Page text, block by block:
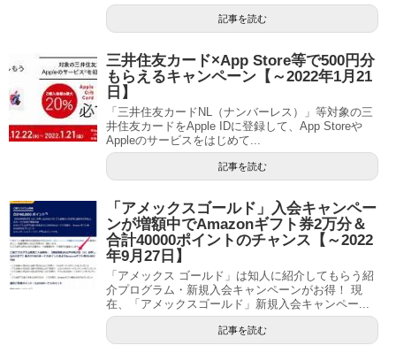
記事を読む
三井住友カード×App Store等で500円分
もらえるキャンペーン【～2022年1月21
日】
「三井住友カードNL（ナンバーレス）」等対象の三
井住友カードをApple IDに登録して、App Storeや
Appleのサービスをはじめて...
記事を読む
「アメックスゴールド」入会キャンペー
ンが増額中でAmazonギフト券2万分＆
合計40000ポイントのチャンス【～2022
年9月27日】
「アメックス ゴールド」は知人に紹介してもらう紹
介プログラム・新規入会キャンペーンがお得！ 現
在、「アメックスゴールド」新規入会キャンペー...
記事を読む